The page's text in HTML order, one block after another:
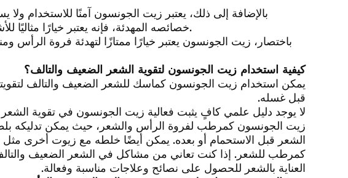
بالإضافة إلى ذلك، يعتبر زيت الجونسون آمنًا للاستخدام
خصائصه المهدئة، فإنه يعتبر خيارًا مثاليًا للأشخاص الذين يعانون من تهيج الفروة أو الحكة.
باختصار، زيت الجونسون يعتبر خيارًا ممتازًا لتهدئة فروة الرأس
كيفية استخدام زيت الجونسون لتقوية الشعر الضعيف والتالف؟
يمكن استخدام زيت الجونسون كماسك للشعر الضعيف والتالف
قبل غسله.
لا يوجد دليل علمي كافٍ يثبت فعالية زيت الجونسون في تقوية
زيت الجونسون كمرطب لفروة الرأس والشعر، حيث يمكن تدليكه
الشعر قبل الاستحمام أو بعده. يمكن أيضًا خلطه مع زيوت أخرى مثل
كمرطب للشعر. إذا كنت تعاني من مشاكل في الشعر الضعيف
العناية بالشعر للحصول على نصائح وعلاجات مناسبة وفعالة.